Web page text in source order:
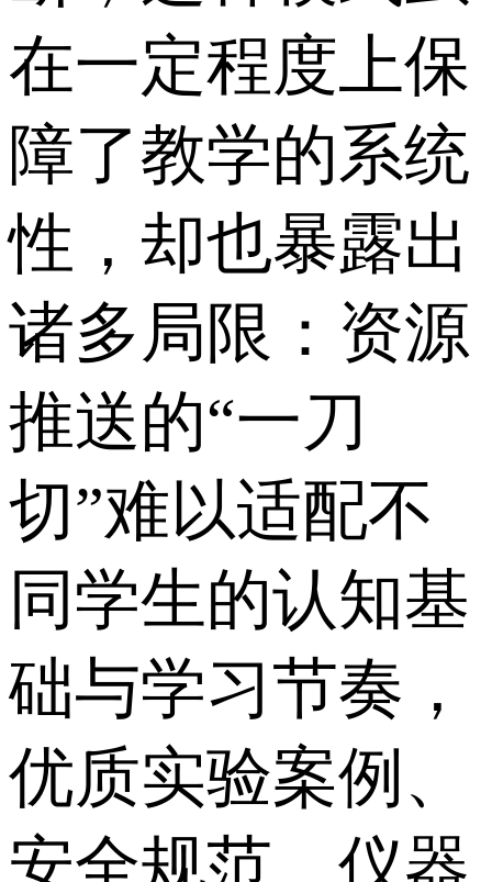
在一定程度上保
障了教学的系统
性，却也暴露出
诸多局限：资源
推送的“一刀
切”难以适配不
同学生的认知基
础与学习节奏，
优质实验案例、
安全规范、仪器